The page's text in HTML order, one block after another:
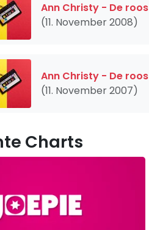
Ann Christy - De roos
(11. November 2008)
Ann Christy - De roos
(11. November 2007)
Charts